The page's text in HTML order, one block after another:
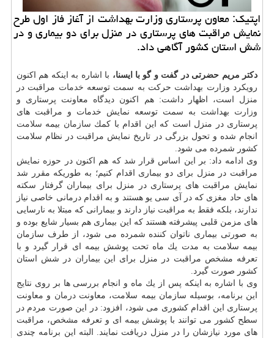
اپتیك: معاون پرستاری وزارت بهداشت از آغاز فاز اول طرح
نمایش مراقبت های پرستاری در منزل برای دو بیماری و در
شش استان كشور آگاهی داد.
دكتر مریم حضرتی در گفت و گو با ایسنا، با اشاره به اینكه هم اكنون
رویكرد وزارت بهداشت حركت به سمت توسعه خدمات مراقبت در
منزل است، اظهار داشت: هم اكنون دیدگاه معاونت پرستاری و
وزارت بهداشت به سمت توسعه نمایش خدمات و مراقبت های
پرستاری در منزل است كه این اقدام با كمك سازمان بیمه سلامت
انجام شده و تحول بزرگی در تاریخ نمایش مراقبت در نظام سلامت
كشور شمرده می شود.
وی ادامه داد: بر این اساس قرار شد كه هم اكنون در حوزه نمایش
مراقبت در منزل برای دو بیماری اقدام كنیم؛ به طوریكه مقرر شد
نمایش مراقبت های پرستاری در منزل برای بیماران گرفتار سكته
های حاد مغزی كه در آی سی یو هستند و به اقدام درمانی خاصی نیاز
ندارند، بلكه فقط به مراقبت نیاز دارند و بیمارانی كه مبتلا به نارسایی
های مزمن قلبی پیشرفته هستند كه این بیماری هم بسیار شایع بوده و
به صورتی بیماری ناتوان كننده شمرده می شود، از طرف سازمان
بیمه سلامت به مدت یك ماه تحت پوشش بیمه ای قرار گیرد و با
تعرفه مشخص مراقبت در منزل برای این بیماران در شش استان
كشور صورت گیرد.
وی با اشاره به اینكه پس از یك ماه و انجام بررسی ها بر روی نتایج
این برنامه، بوسیله سازمان بیمه سلامت، معاونتدرمان و معاونت
پرستاری این اقدام كشوری می شود، افزود: در این صورت مردم در
سطح كشور می توانند با پوشش بیمه ای و تعرفه مشخص، مراقبت
های مورد نیازشان را در منزل دریافت نمایند. البته این برنامه چندی